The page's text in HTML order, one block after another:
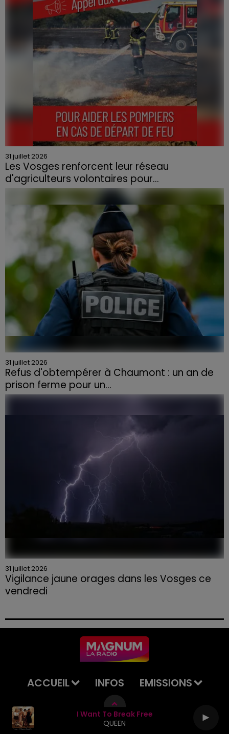
I Want To Break Free
QUEEN
31 juillet 2026
Les Vosges renforcent leur réseau
d'agriculteurs volontaires pour...
31 juillet 2026
Refus d'obtempérer à Chaumont : un an de
prison ferme pour un...
31 juillet 2026
Vigilance jaune orages dans les Vosges ce
vendredi
ACCUEIL INFOS
EMISSIONS
AGENDA
JEUX
PODCASTS